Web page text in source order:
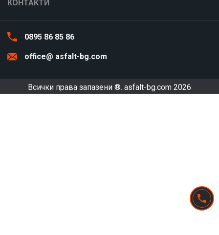
КОНТАКТИ
0895 86 85 86
office@ asfalt-bg.com
Всички права запазени ®. asfalt-bg.com 2026